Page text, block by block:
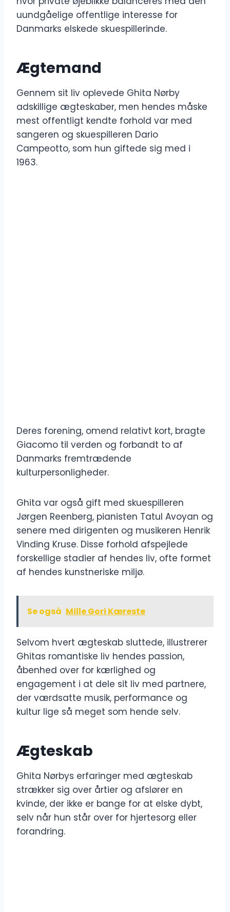
uundgåelige offentlige interesse for
Danmarks elskede skuespillerinde.
Ægtemand
Gennem sit liv oplevede Ghita Nørby
adskillige ægteskaber, men hendes måske
mest offentligt kendte forhold var med
sangeren og skuespilleren Dario
Campeotto, som hun giftede sig med i
1963.
Deres forening, omend relativt kort, bragte
Giacomo til verden og forbandt to af
Danmarks fremtrædende
kulturpersonligheder.
Ghita var også gift med skuespilleren
Jørgen Reenberg, pianisten Tatul Avoyan og
senere med dirigenten og musikeren Henrik
Vinding Kruse. Disse forhold afspejlede
forskellige stadier af hendes liv, ofte formet
af hendes kunstneriske miljø.
Se også Mille Gori Kæreste
Selvom hvert ægteskab sluttede, illustrerer
Ghitas romantiske liv hendes passion,
åbenhed over for kærlighed og
engagement i at dele sit liv med partnere,
der værdsatte musik, performance og
kultur lige så meget som hende selv.
Ægteskab
Ghita Nørbys erfaringer med ægteskab
strækker sig over årtier og afslører en
kvinde, der ikke er bange for at elske dybt,
selv når hun står over for hjertesorg eller
forandring.